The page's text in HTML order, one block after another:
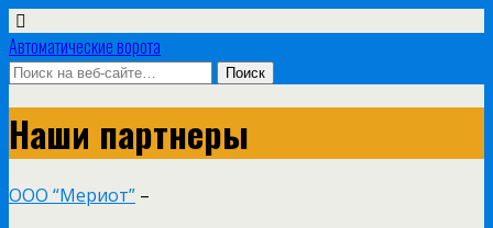
Автоматические ворота
Наши партнеры
ООО “Мериот” –